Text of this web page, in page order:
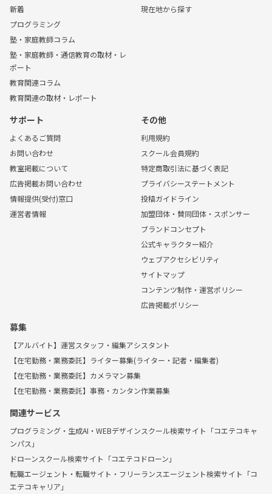
新着
プログラミング
塾・家庭教師コラム
塾・家庭教師・通信教育の取材・レ
ポート
教育関連コラム
教育関連の取材・レポート
現在地から探す
サポート
よくあるご質問
お問い合わせ
教室掲載について
広告掲載お問い合わせ
情報提供(受付)窓口
運営者情報
その他
利用規約
スクール会員規約
特定商取引法に基づく表記
プライバシーステートメント
投稿ガイドライン
加盟団体・賛同団体・スポンサー
ブランドコンセプト
公式キャラクター紹介
ウェブアクセシビリティ
サイトマップ
コンテンツ制作・運営ポリシー
広告掲載ポリシー
募集
【アルバイト】運営スタッフ・編集アシスタント
【在宅勤務・業務委託】ライター募集(ライター・記者・編集者)
【在宅勤務・業務委託】カメラマン募集
【在宅勤務・業務委託】事務・カンタン作業募集
関連サービス
プログラミング・生成AI・WEBデザインスクール検索サイト「コエテコキャ
ンパス」
ドローンスクール検索サイト「コエテコドローン」
転職エージェント・転職サイト・フリーランスエージェント検索サイト「コ
エテコキャリア」